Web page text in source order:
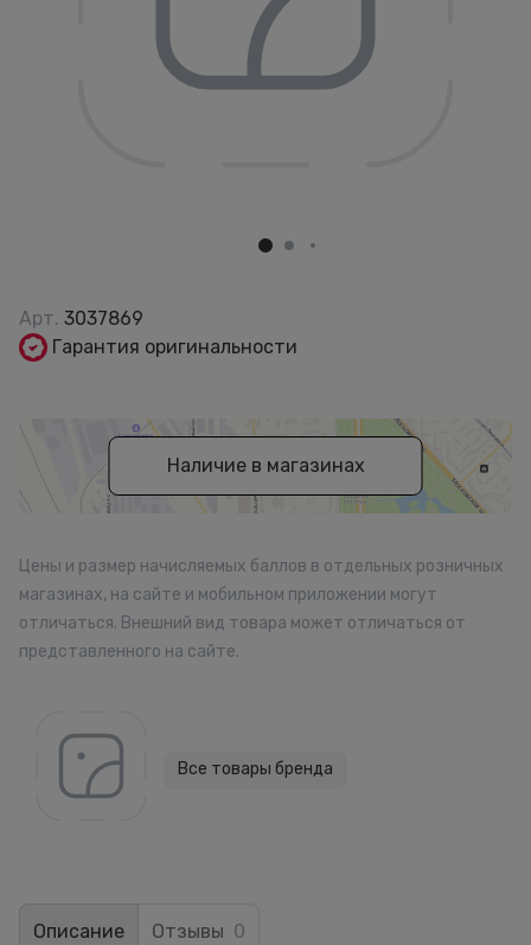
Арт. 3037869
Гарантия оригинальности
Наличие в магазинах
Цены и размер начисляемых баллов в отдельных розничных
магазинах, на сайте и мобильном приложении могут
отличаться. Внешний вид товара может отличаться от
представленного на сайте.
Все товары бренда
Описание Отзывы 0